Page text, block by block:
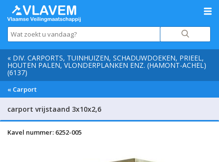
« DIV. CARPORTS, TUINHUIZEN, SCHADUWDOEKEN, PRIEEL,
HOUTEN PALEN, VLONDERPLANKEN ENZ. (HAMONT-ACHEL)
(6137)
« Carport
carport vrijstaand 3x10x2,6
Kavel nummer: 6252-005